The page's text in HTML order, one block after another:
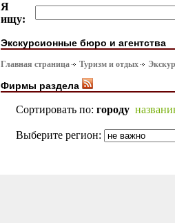
Я
ищу:
Экскурсионные бюро и агентства
Главная страница Туризм и отдых
Фирмы раздела
Сортировать по: городу
Выберите регион: